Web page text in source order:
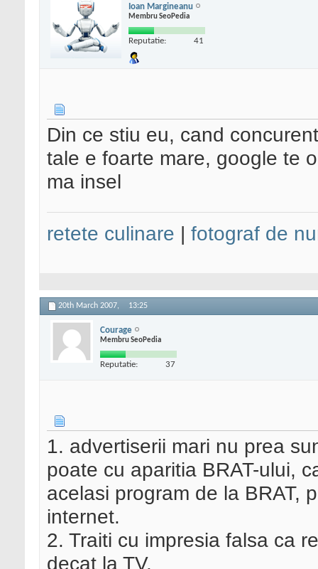
Ioan Margineanu
Membru SeoPedia
Reputatie: 41
Din ce stiu eu, cand
tale e foarte mare, google te
ma insel
retete culinare | fotograf de
20th March 2007, 13:25
Courage
Membru SeoPedia
Reputatie: 37
1. advertiserii mari nu prea
poate cu aparitia BRAT-ului,
acelasi program de la BRAT,
internet.
2. Traiti cu impresia falsa ca
decat la TV.